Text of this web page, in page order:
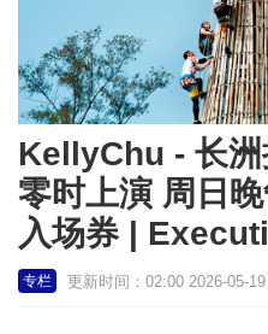
KellyChu - 长洲
零时上演 周日
入场券 |
专栏 更新时间：02:00 2026-05-